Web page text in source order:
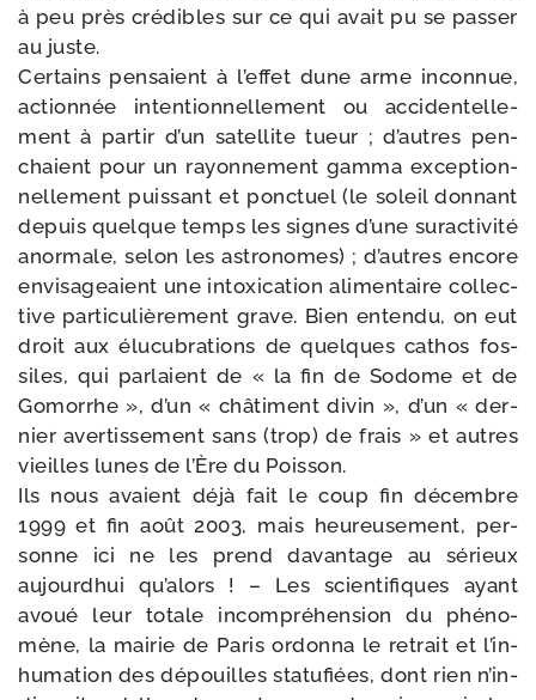
à peu près cré­dibles sur ce qui avait pu se pas­ser
au juste.
Certains pen­saient à l’ef­fet dune arme incon­nue,
action­née inten­tion­nel­le­ment ou acci­den­tel­le­
ment à par­tir d’un satel­lite tueur ; d’autres pen­
chaient pour un rayon­ne­ment gam­ma excep­tion­
nel­le­ment puis­sant et ponc­tuel (le soleil don­nant
depuis quelque temps les signes d’une sur­ac­ti­vi­té
anor­male, selon les astro­nomes) ; d’autres encore
envi­sa­geaient une intoxi­ca­tion ali­men­taire col­lec­
tive par­ti­cu­liè­re­ment grave. Bien enten­du, on eut
droit aux élu­cu­bra­tions de quelques cathos fos­
siles, qui par­laient de « la fin de Sodome et de
Gomorrhe », d’un « châ­ti­ment divin », d’un « der­
nier aver­tis­se­ment sans (trop) de frais » et autres
vieilles lunes de l’Ère du Poisson.
Ils nous avaient déjà fait le coup fin décembre
1999 et fin août 2003, mais heu­reu­se­ment, per­
sonne ici ne les prend davan­tage au sérieux
aujourd­hui qu’a­lors ! – Les scien­ti­fiques ayant
avoué leur totale incom­pré­hen­sion du phé­no­
mène, la mai­rie de Paris ordon­na le retrait et l’in­
hu­ma­tion des dépouilles sta­tu­fiées, dont rien n’in­